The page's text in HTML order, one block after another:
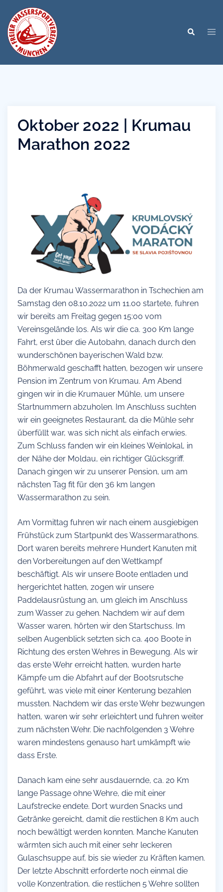
Inhalt
springen
Suche
Oktober 2022 | Krumau
Marathon 2022
Da der Krumau Wassermarathon in Tschechien am
Samstag den 08.10.2022 um 11.00 startete, fuhren
wir bereits am Freitag gegen 15:00 vom
Vereinsgelände los. Als wir die ca. 300 Km lange
Fahrt, erst über die Autobahn, danach durch den
wunderschönen bayerischen Wald bzw.
Böhmerwald geschafft hatten, bezogen wir unsere
Pension im Zentrum von Krumau. Am Abend
gingen wir in die Krumauer Mühle, um unsere
Startnummern abzuholen. Im Anschluss suchten
wir ein geeignetes Restaurant, da die Mühle sehr
überfüllt war, was sich nicht als einfach erwies.
Zum Schluss fanden wir ein kleines Weinlokal, in
der Nähe der Moldau, ein richtiger Glücksgriff.
Danach gingen wir zu unserer Pension, um am
nächsten Tag fit für den 36 km langen
Wassermarathon zu sein.
Am Vormittag fuhren wir nach einem ausgiebigen
Frühstück zum Startpunkt des Wassermarathons.
Dort waren bereits mehrere Hundert Kanuten mit
den Vorbereitungen auf den Wettkampf
beschäftigt. Als wir unsere Boote entladen und
hergerichtet hatten, zogen wir unsere
Paddelausrüstung an, um gleich im Anschluss
zum Wasser zu gehen. Nachdem wir auf dem
Wasser waren, hörten wir den Startschuss. Im
selben Augenblick setzten sich ca. 400 Boote in
Richtung des ersten Wehres in Bewegung. Als wir
das erste Wehr erreicht hatten, wurden harte
Kämpfe um die Abfahrt auf der Bootsrutsche
geführt, was viele mit einer Kenterung bezahlen
mussten. Nachdem wir das erste Wehr bezwungen
hatten, waren wir sehr erleichtert und fuhren weiter
zum nächsten Wehr. Die nachfolgenden 3 Wehre
waren mindestens genauso hart umkämpft wie
dass Erste.
Danach kam eine sehr ausdauernde, ca. 20 Km
lange Passage ohne Wehre, die mit einer
Laufstrecke endete. Dort wurden Snacks und
Getränke gereicht, damit die restlichen 8 Km auch
noch bewältigt werden konnten. Manche Kanuten
wärmten sich auch mit einer sehr leckeren
Gulaschsuppe auf, bis sie wieder zu Kräften kamen.
Der letzte Abschnitt erforderte noch einmal die
volle Konzentration, die restlichen 5 Wehre sollten